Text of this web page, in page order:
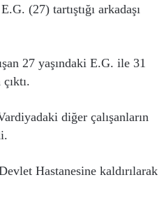
(27) tartıştığı arkadaşı
27 yaşındaki E.G. ile 31
diğer çalışanların
Hastanesine kaldırılarak